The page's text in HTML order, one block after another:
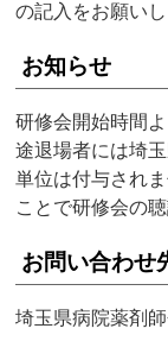
の記入をお願いし
お知らせ
研修会開始時間
途退場者には埼
単位は付与され
ことで研修会の
お問い合わせ
埼玉県病院薬剤